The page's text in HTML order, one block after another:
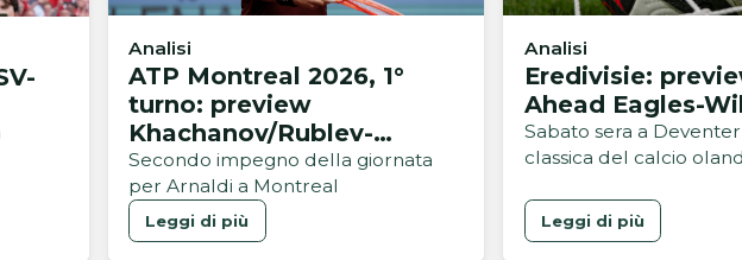
Analisi
ATP Montreal 2026, 1°
turno: preview
Khachanov/Rublev-
Arnaldi/Musetti
Secondo impegno della giornata
per Arnaldi a Montreal
Leggi di più
Analisi
Eredivisie:
Ahead Eagles-
Sabato sera a
classica del calcio
Leggi di più